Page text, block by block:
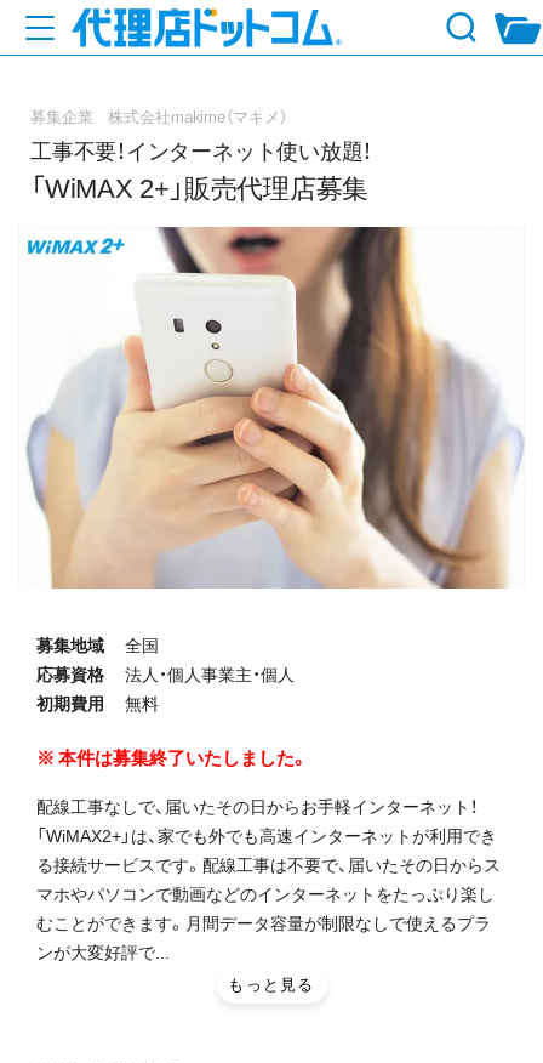
募集企業 株式会社makime（マキメ）
工事不要！インターネット使い放題！
「WiMAX 2+」販売代理店募集
募集地域
全国
応募資格
法人・個人事業主・個人
初期費用
無料
本件は募集終了いたしました。
配線工事なしで、届いたその日からお手軽インターネット！
「WiMAX2+」は、家でも外でも高速インターネットが利用でき
る接続サービスです。配線工事は不要で、届いたその日からス
マホやパソコンで動画などのインターネットをたっぷり楽し
むことができます。月間データ容量が制限なしで使えるプラ
ンが大変好評で...
もっと見る